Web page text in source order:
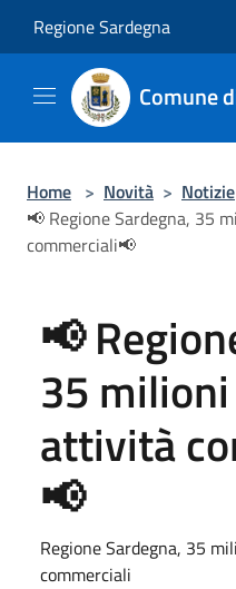
Regione Sardegna
Comune
Home > Novità > Notizie
📢 Regione Sardegna, 35
commerciali📢
📢
35
attività
📢
Regione Sardegna, 35
commerciali